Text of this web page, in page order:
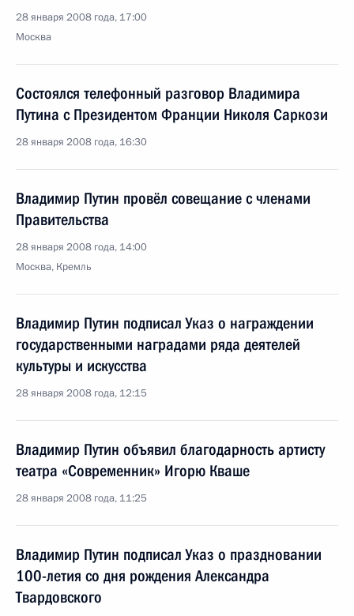
28 января 2008 года, 17:00
Москва
Состоялся телефонный разговор Владимира
Путина с Президентом Франции Николя Саркози
28 января 2008 года, 16:30
Владимир Путин провёл совещание с членами
Правительства
28 января 2008 года, 14:00
Москва, Кремль
Владимир Путин подписал Указ о награждении
государственными наградами ряда деятелей
культуры и искусства
28 января 2008 года, 12:15
Владимир Путин объявил благодарность артисту
театра «Современник» Игорю Кваше
28 января 2008 года, 11:25
Владимир Путин подписал Указ о праздновании
100-летия со дня рождения Александра
Твардовского